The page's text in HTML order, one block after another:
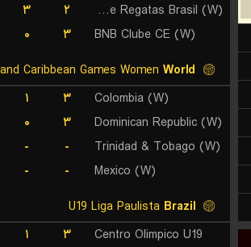
Clube De Regatas Brasil (W)
۲ ۳
BNB Clube CE (W)
۳ ۰
World
Colombia (W)
۳ ۱
Dominican Republic (W)
۳ ۰
Trinidad & Tobago (W)
-
-
Mexico (W)
-
-
Brazil
Centro Olimpico U19
۳ ۱